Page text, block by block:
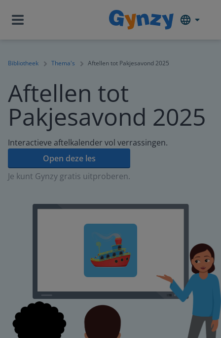
Bibliotheek Thema's Aftellen tot Pakjesavond 2025
Aftellen tot
Pakjesavond 2025
Interactieve aftelkalender vol verrassingen.
Open deze les
Je kunt Gynzy gratis uitproberen.